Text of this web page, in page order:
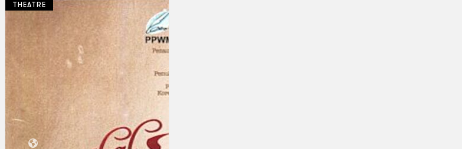
Koleksi Kami
Teater
Tarian
Artikel
Penapisan
Sejarah Lisan
Mengenai Kami
Hubungi Kami
BM
THEATRE